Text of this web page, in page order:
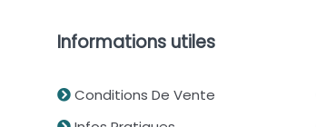
Informations utiles
Conditions De Vente